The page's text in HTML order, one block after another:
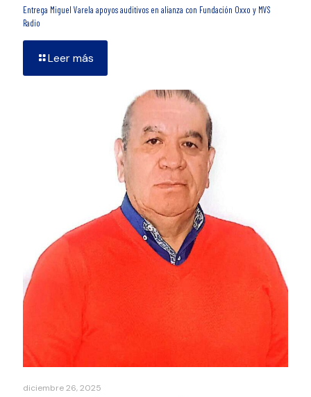
Entrega Miguel Varela apoyos auditivos en alianza con Fundación Oxxo y MVS
Radio
Leer más
diciembre 26, 2025